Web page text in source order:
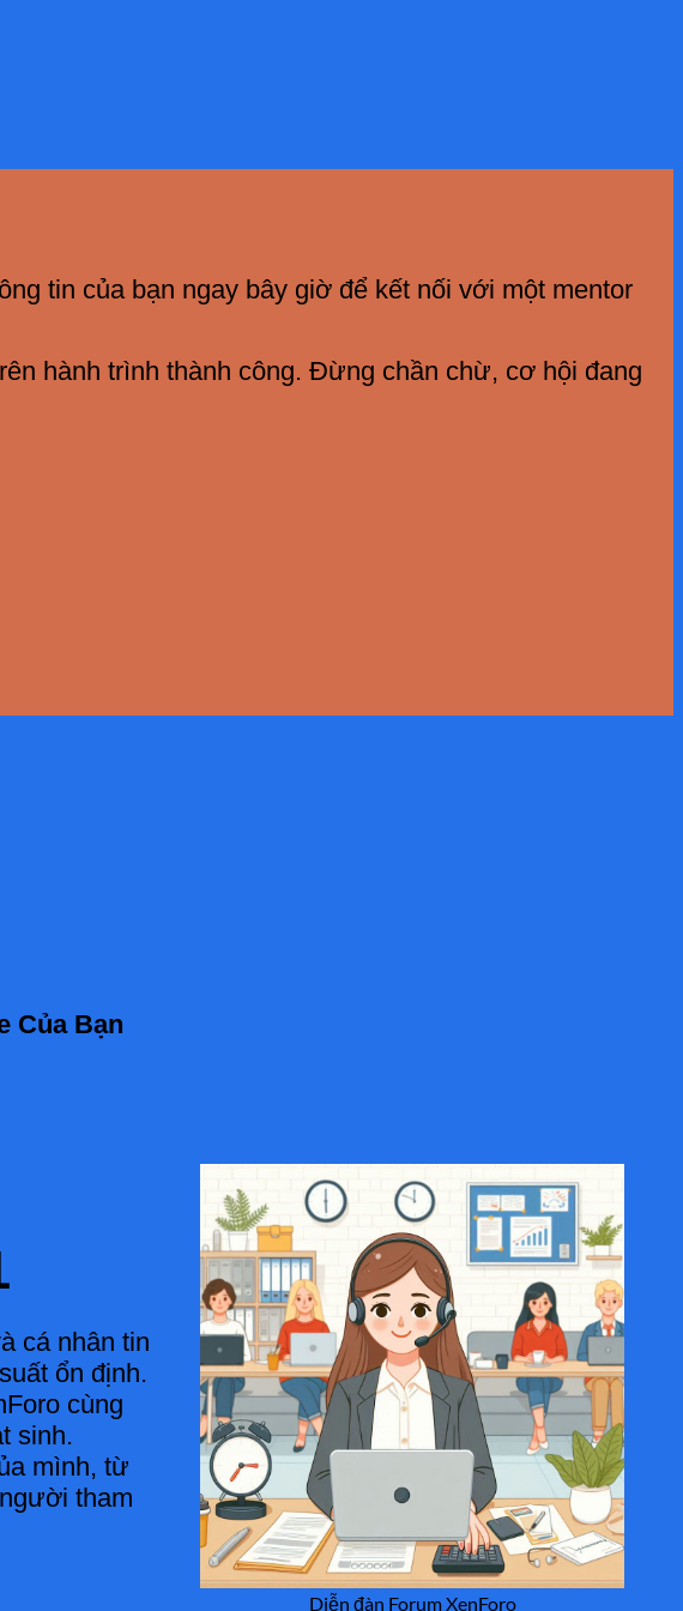
tin của bạn ngay bây giờ để kết nối với một mentor
hành trình thành công. Đừng chần chừ, cơ hội đang
Của Bạn
cá nhân tin
ổn định.
cùng
sinh.
mình, từ
tham
Diễn đàn Forum XenForo